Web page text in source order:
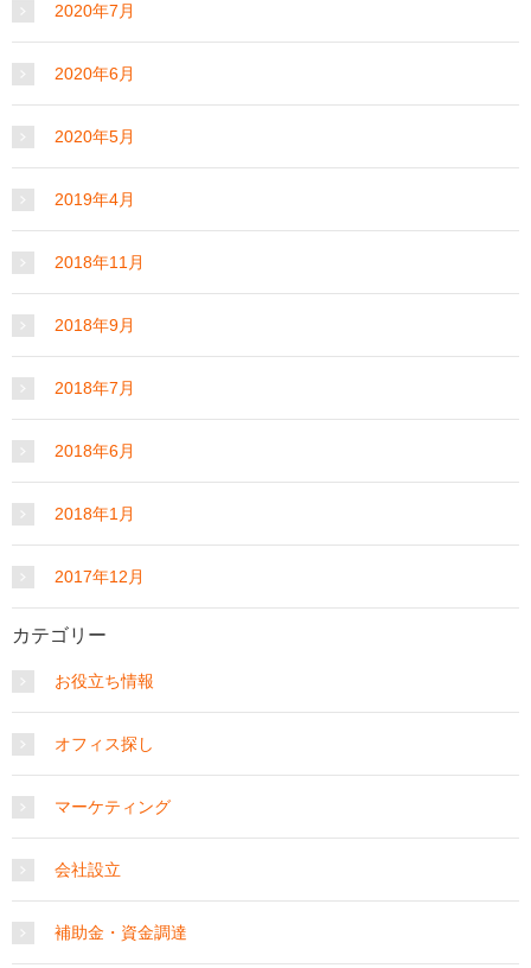
2020年7月
2020年6月
2020年5月
2019年4月
2018年11月
2018年9月
2018年7月
2018年6月
2018年1月
2017年12月
カテゴリー
お役立ち情報
オフィス探し
マーケティング
会社設立
補助金・資金調達